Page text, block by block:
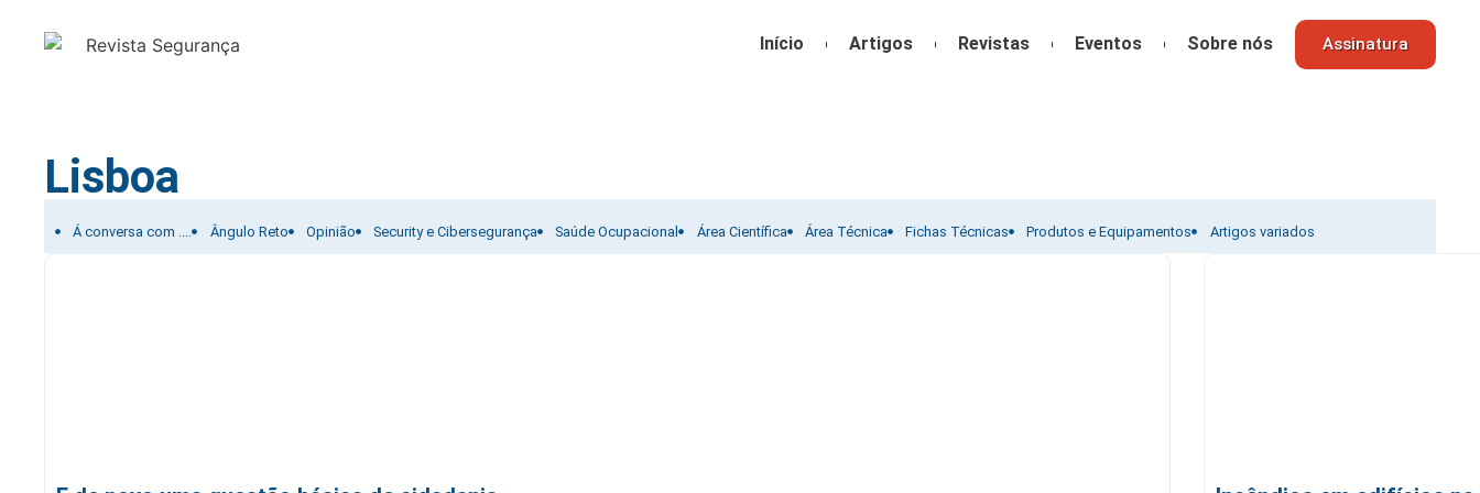
Início Artigos Revistas Eventos Sobre nós Assinatura
Lisboa
Filtrar por:
Á conversa com .... Ângulo Reto Opinião Security e Cibersegurança Saúde Ocupacional Área Científica Área Técnica Fichas Técnicas Produtos e Equipamentos Artigos variados